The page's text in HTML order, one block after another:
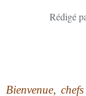
Rédigé
Bienvenue,